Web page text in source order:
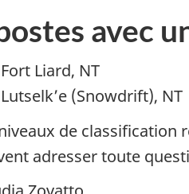
avec
Fort Liard, NT
Lutselk’e (Snowdrift), NT
de classification
adresser toute